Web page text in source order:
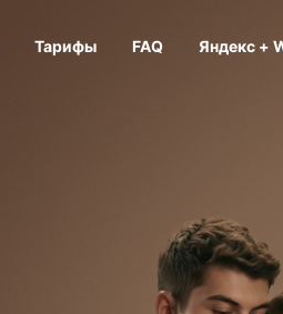
Тарифы FAQ Яндекс +